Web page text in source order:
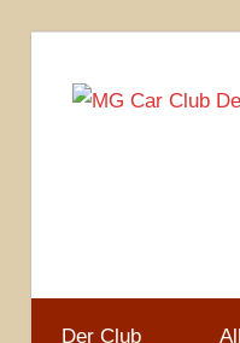
Inhalt
Der Club